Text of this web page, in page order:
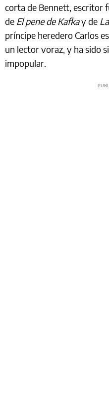
corta de Bennett, escritor
de El pene de Kafkay de
príncipe heredero Carlos
un lector voraz, y ha sido
impopular.